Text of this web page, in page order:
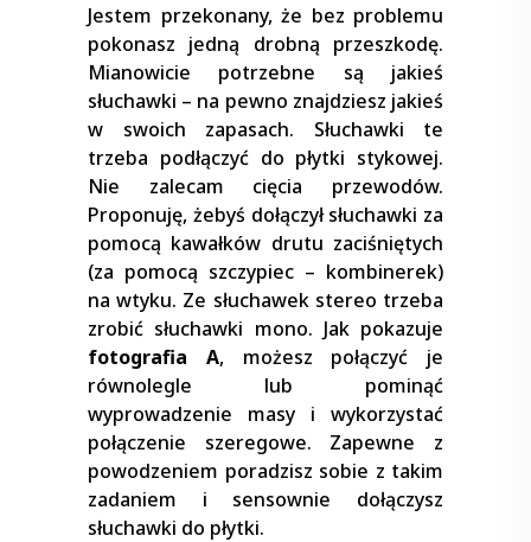
Jestem przekonany, że bez problemu
pokonasz jedną drobną przeszkodę.
Mianowicie potrzebne są jakieś
słuchawki – na pewno znajdziesz jakieś
w swoich zapasach. Słuchawki te
trzeba podłączyć do płytki stykowej.
Nie zalecam cięcia przewodów.
Proponuję, żebyś dołączył słuchawki za
pomocą kawałków drutu zaciśniętych
(za pomocą szczypiec – kombinerek)
na wtyku. Ze słuchawek stereo trzeba
zrobić słuchawki mono. Jak pokazuje
fotografia A, możesz połączyć je
równolegle lub pominąć
wyprowadzenie masy i wykorzystać
połączenie szeregowe. Zapewne z
powodzeniem poradzisz sobie z takim
zadaniem i sensownie dołączysz
słuchawki do płytki.